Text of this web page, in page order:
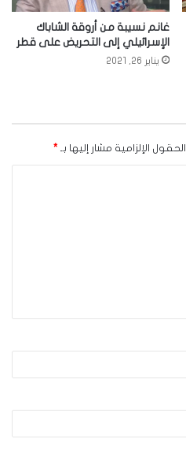
غانم نسيبة من أروقة الشاباك
الإسرائيلي إلى التحريض على قطر
يناير 26, 2021
الحقول الإلزامية مشار إليها بـ *